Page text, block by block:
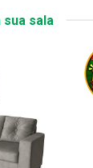
sua sala